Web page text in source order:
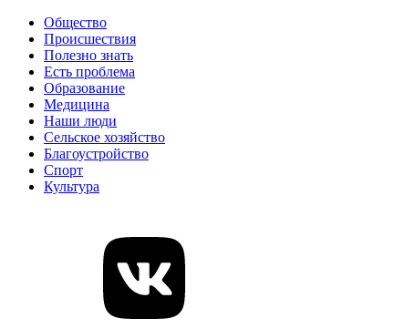
Общество
Происшествия
Полезно знать
Есть проблема
Образование
Медицина
Наши люди
Сельское хозяйство
Благоустройство
Спорт
Культура